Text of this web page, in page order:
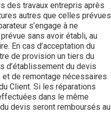
des travaux entrepris après
autres que celles prévues
s’engage à ne
sans avoir établi, au
En cas d’acceptation du
de provision un tiers du
d’établissement du devis
de remontage nécessaires
Client. Si les réparations
dans le même
devis seront remboursés au